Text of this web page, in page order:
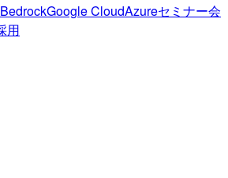
BedrockGoogle CloudAzureセミナー会
用